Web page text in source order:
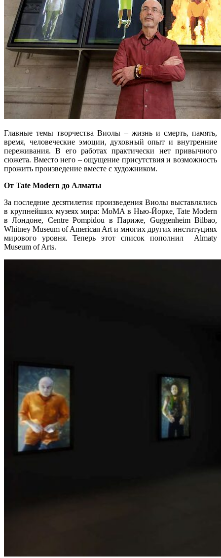
Главные темы творчества Виолы – жизнь и смерть, память,
время, человеческие эмоции, духовный опыт и внутренние
переживания. В его работах практически нет привычного
сюжета. Вместо него – ощущение присутствия и возможность
прожить произведение вместе с художником.
От Tate Modern до Алматы
За последние десятилетия произведения Виолы выставлялись
в крупнейших музеях мира: MoMA в Нью-Йорке, Tate Modern
в Лондоне, Centre Pompidou в Париже, Guggenheim Bilbao,
Whitney Museum of American Art и многих других институциях
мирового уровня. Теперь этот список пополнил Almaty
Museum of Arts.